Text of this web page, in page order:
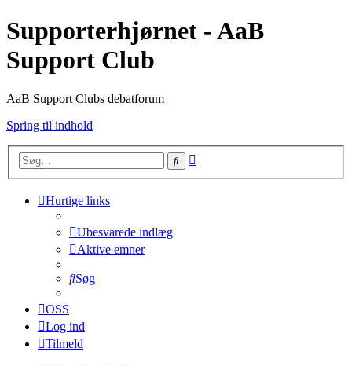
Supporterhjørnet - AaB
Support Club
AaB Support Clubs debatforum
Spring til indhold
Søg
Hurtige links
Ubesvarede indlæg
Aktive emner
Søg
OSS
Log ind
Tilmeld